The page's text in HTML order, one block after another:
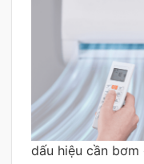
dấu hiệu cần bơm